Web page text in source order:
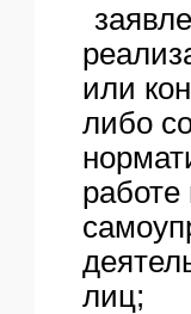
или
либо
работе
лиц;